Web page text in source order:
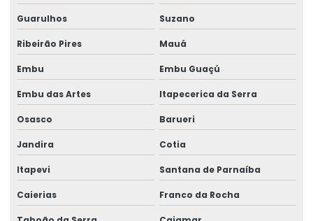
Laudo técnico pericial de construção civil
Laudos estruturais
Laudos técnicos engenharia
Modelagem de estrutura
Montagem de estruturas metálicas
Obra Industrial Chave Na Mão
Orçamento De Projeto Estrutural
Guarulhos Suzano
Ribeirão Pires Mauá
Embu Embu Guaçú
Embu das Artes Itapecerica da Serra
Osasco Barueri
Jandira Cotia
Itapevi Santana de Parnaíba
Caierias Franco da Rocha